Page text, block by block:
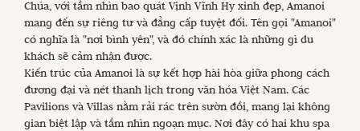
Chúa, với tầm nhìn bao quát Vịnh Vĩnh Hy xinh đẹp, Amanoi
mang đến sự riêng tư và đẳng cấp tuyệt đối. Tên gọi "Amanoi"
có nghĩa là "nơi bình yên", và đó chính xác là những gì du
khách sẽ cảm nhận được.
Kiến trúc của Amanoi là sự kết hợp hài hòa giữa phong cách
đương đại và nét thanh lịch trong văn hóa Việt Nam. Các
Pavilions và Villas nằm rải rác trên sườn đồi, mang lại không
gian biệt lập và tầm nhìn ngoạn mục. Nơi đây có hai khu spa